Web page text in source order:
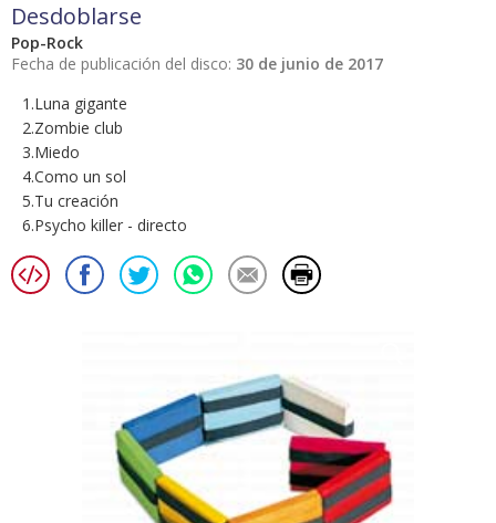
Desdoblarse
Pop-Rock
Fecha de publicación del disco: 30 de junio de 2017
1.Luna gigante
2.Zombie club
3.Miedo
4.Como un sol
5.Tu creación
6.Psycho killer - directo